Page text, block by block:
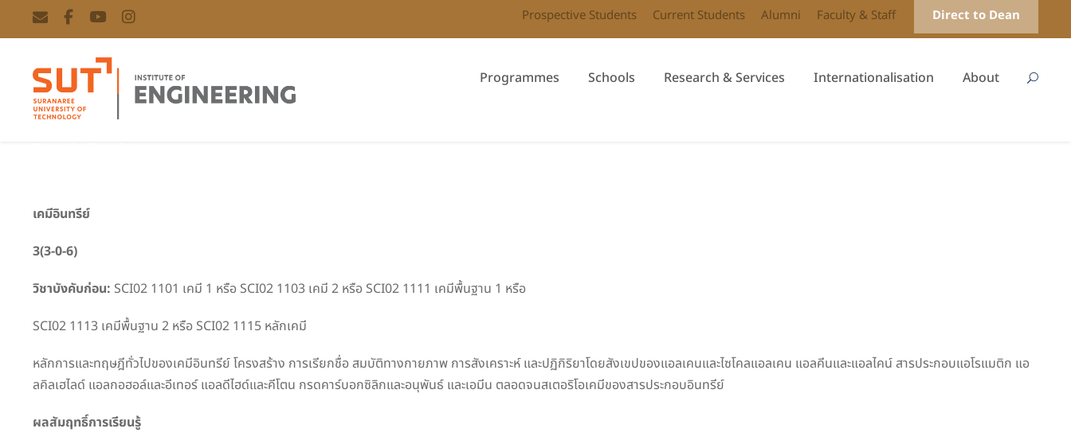
Prospective Students Current Students Alumni Faculty & Staff Direct to Dean
Programmes Schools Research & Services Internationalisation About
เคมีอินทรีย์
3(3-0-6)
วิชาบังคับก่อน: SCI02 1101 เคมี 1 หรือ SCI02 1103 เคมี 2 หรือ SCI02 1111 เคมีพื้นฐาน 1 หรือ
SCI02 1113 เคมีพื้นฐาน 2 หรือ SCI02 1115 หลักเคมี
หลักการและทฤษฎีทั่วไปของเคมีอินทรีย์ โครงสร้าง การเรียกชื่อ สมบัติทางกายภาพ การสังเคราะห์ และปฏิกิริยาโดยสังเขปของแอลเคนและไซโคลแอลเคน แอลคีนและแอลไคน์ สารประกอบแอโรแมติก แอ
ลคิลเฮไลด์ แอลกอฮอล์และอีเทอร์ แอลดีไฮด์และคีโตน กรดคาร์บอกซิลิกและอนุพันธ์ และเอมีน ตลอดจนสเตอริโอเคมีของสารประกอบอินทรีย์
ผลสัมฤทธิ์การเรียนรู้